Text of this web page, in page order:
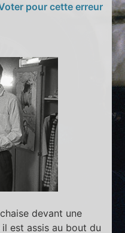
pour cette erreur
devant une
est assis au bout du